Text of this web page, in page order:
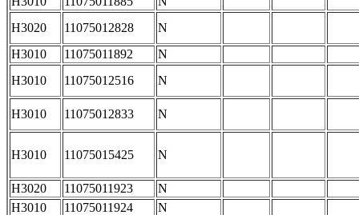
H3020
11075012828
N
H3010
11075011892
N
H3010
11075012516 N
H3010 11075012833 N
H3010 11075015425 N
H3020 11075011923
N
H3010
11075011924
N